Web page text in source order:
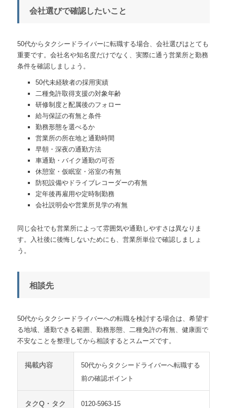
会社選びで確認したいこと
50代からタクシードライバーに転職する場合、会社選びはとても
重要です。会社名や知名度だけでなく、実際に通う営業所と勤務
条件を確認しましょう。
50代未経験者の採用実績
二種免許取得支援の対象年齢
研修制度と配属後のフォロー
給与保証の有無と条件
勤務形態を選べるか
営業所の所在地と通勤時間
早朝・深夜の通勤方法
車通勤・バイク通勤の可否
休憩室・仮眠室・浴室の有無
防犯設備やドライブレコーダーの有無
定年後再雇用や定時制勤務
会社説明会や営業所見学の有無
同じ会社でも営業所によって雰囲気や通勤しやすさは異なりま
す。入社後に後悔しないためにも、営業所単位で確認しましょ
う。
相談先
50代からタクシードライバーへの転職を検討する場合は、希望す
る地域、通勤できる範囲、勤務形態、二種免許の有無、健康面で
不安なことを整理してから相談するとスムーズです。
掲載内容
50代からタクシードライバーへ転職する
前の確認ポイント
タクQ・タク
0120-5963-15